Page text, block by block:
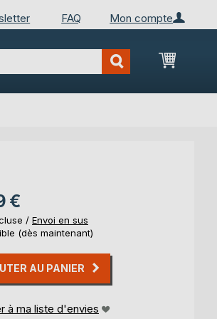
Mon compte
FAQ
Mon
€
/ Envoi en sus
(dès maintenant)
AU PANIER
à ma liste d'envies